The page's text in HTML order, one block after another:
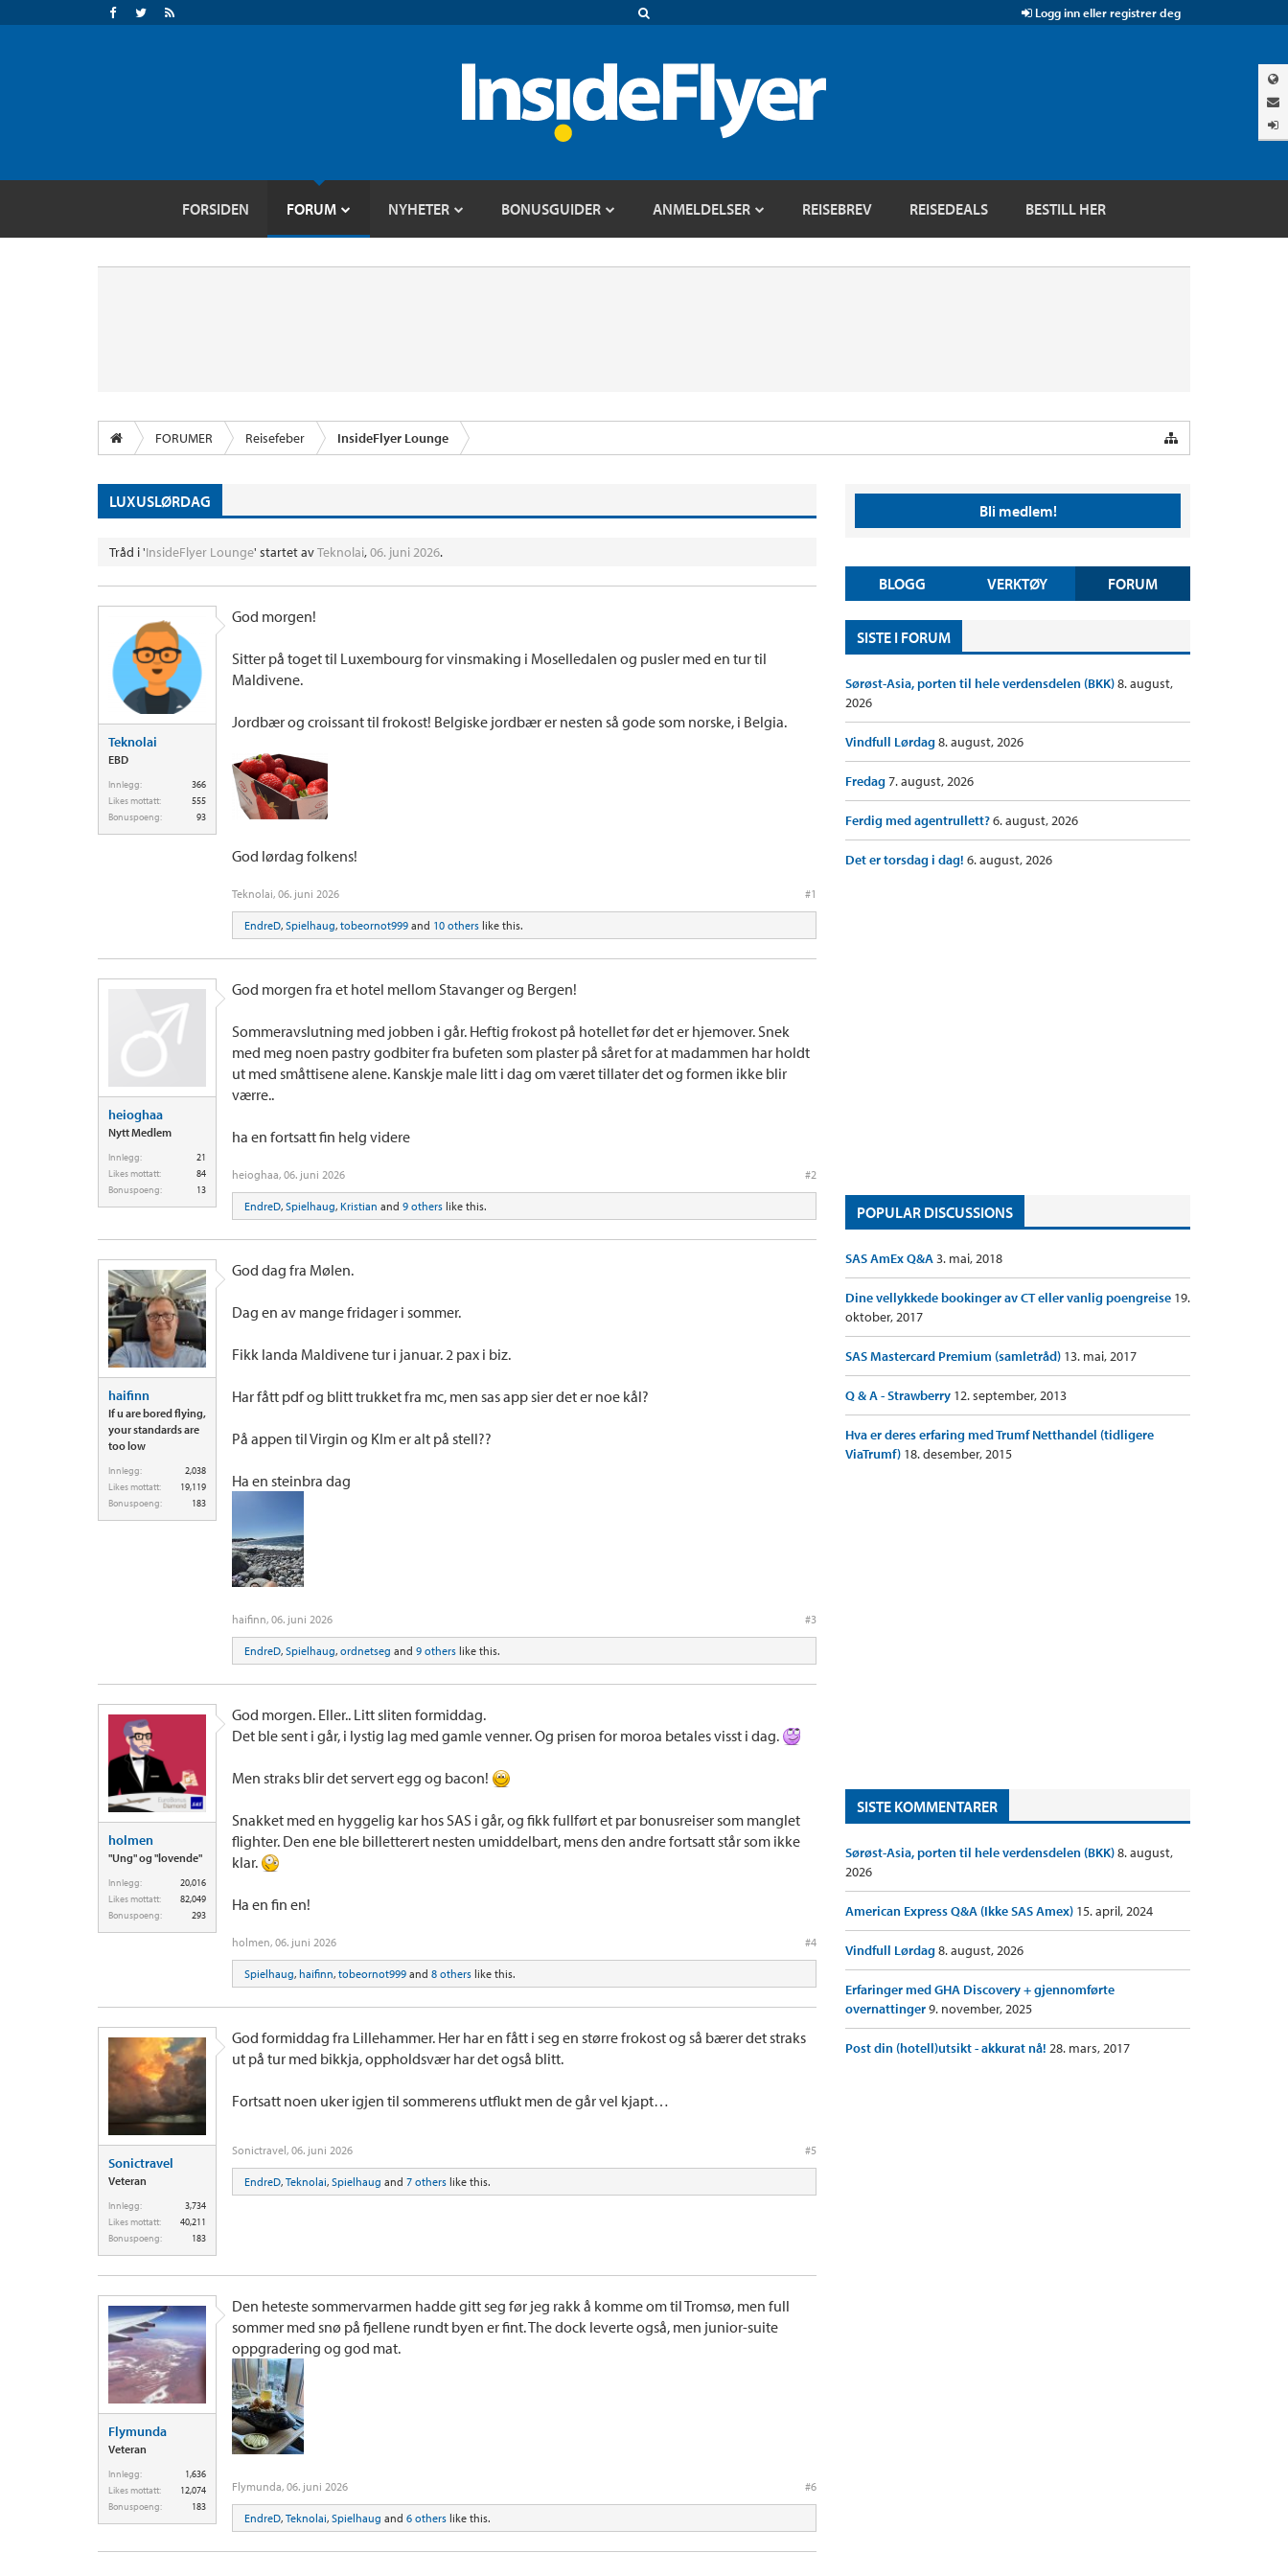
Logg inn eller registrer deg
FORSIDEN FORUM NYHETER BONUSGUIDER ANMELDELSER REISEBREV REISEDEALS BESTILL HER
FORUMER Reisefeber InsideFlyer Lounge
LUXUSLØRDAG
Tråd i 'InsideFlyer Lounge' startet avTeknolai,06. juni 2026.
Teknolai
EBD
Innlegg:
366
Likes mottatt:
555
Bonuspoeng:
93
God morgen!
Sitter på toget til Luxembourg for vinsmaking i Moselledalen og pusler med en tur til
Maldivene.
Jordbær og croissant til frokost! Belgiske jordbær er nesten så gode som norske, i Belgia.
God lørdag folkens!
Teknolai, 06. juni 2026 #1
EndreD, Spielhaug, tobeornot999 and 10 others like this.
heioghaa
Nytt Medlem
Innlegg:
21
Likes mottatt:
84
Bonuspoeng:
13
God morgen fra et hotel mellom Stavanger og Bergen!
Sommeravslutning med jobben i går. Heftig frokost på hotellet før det er hjemover. Snek
med meg noen pastry godbiter fra bufeten som plaster på såret for at madammen har holdt
ut med småttisene alene. Kanskje male litt i dag om været tillater det og formen ikke blir
værre..
ha en fortsatt fin helg videre
heioghaa, 06. juni 2026 #2
EndreD, Spielhaug, Kristian and 9 others like this.
haifinn
If u are bored flying,
your standards are
too low
Innlegg:
2,038
Likes mottatt:
19,119
Bonuspoeng:
183
God dag fra Mølen.
Dag en av mange fridager i sommer.
Fikk landa Maldivene tur i januar. 2 pax i biz.
Har fått pdf og blitt trukket fra mc, men sas app sier det er noe kål?
På appen til Virgin og Klm er alt på stell??
Ha en steinbra dag
haifinn, 06. juni 2026 #3
EndreD, Spielhaug, ordnetseg and 9 others like this.
holmen
"Ung" og "lovende"
Innlegg:
20,016
Likes mottatt:
82,049
Bonuspoeng:
293
God morgen. Eller.. Litt sliten formiddag.
Det ble sent i går, i lystig lag med gamle venner. Og prisen for moroa betales visst i dag.
Men straks blir det servert egg og bacon!
Snakket med en hyggelig kar hos SAS i går, og fikk fullført et par bonusreiser som manglet
flighter. Den ene ble billetterert nesten umiddelbart, mens den andre fortsatt står som ikke
klar.
Ha en fin en!
holmen, 06. juni 2026 #4
Spielhaug, haifinn, tobeornot999 and 8 others like this.
Sonictravel
Veteran
Innlegg:
3,734
Likes mottatt:
40,211
Bonuspoeng:
183
God formiddag fra Lillehammer. Her har en fått i seg en større frokost og så bærer det straks
ut på tur med bikkja, oppholdsvær har det også blitt.
Fortsatt noen uker igjen til sommerens utflukt men de går vel kjapt…
Sonictravel, 06. juni 2026 #5
EndreD, Teknolai, Spielhaug and 7 others like this.
Flymunda
Veteran
Innlegg:
1,636
Likes mottatt:
12,074
Bonuspoeng:
183
Den heteste sommervarmen hadde gitt seg før jeg rakk å komme om til Tromsø, men full
sommer med snø på fjellene rundt byen er fint. The dock leverte også, men junior-suite
oppgradering og god mat.
Flymunda, 06. juni 2026 #6
EndreD, Teknolai, Spielhaug and 6 others like this.
Bli medlem!
BLOGG VERKTØY FORUM
SISTE I FORUM
Sørøst-Asia, porten til hele verdensdelen (BKK)8. august,
2026
Vindfull Lørdag8. august, 2026
Fredag7. august, 2026
Ferdig med agentrullett?6. august, 2026
Det er torsdag i dag! 6. august, 2026
POPULAR DISCUSSIONS
SAS AmEx Q&A3. mai, 2018
Dine vellykkede bookinger av CT eller vanlig poengreise 19.
oktober, 2017
SAS Mastercard Premium (samletråd) 13. mai, 2017
Q & A - Strawberry 12. september, 2013
Hva er deres erfaring med Trumf Netthandel (tidligere
ViaTrumf) 18. desember, 2015
SISTE KOMMENTARER
Sørøst-Asia, porten til hele verdensdelen (BKK)8. august,
2026
American Express Q&A (Ikke SAS Amex) 15. april, 2024
Vindfull Lørdag8. august, 2026
Erfaringer med GHA Discovery + gjennomførte
overnattinger9. november, 2025
Post din (hotell)utsikt - akkurat nå! 28. mars, 2017